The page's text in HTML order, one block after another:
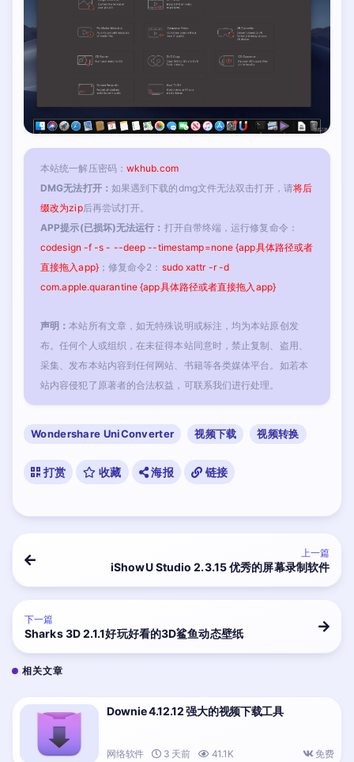
本站统一解压密码： wkhub.com
DMG无法打开： 如果遇到下载的dmg文件无法双击打开，请将后
缀改为zip后再尝试打开。
APP提示(已损坏)无法运行： 打开自带终端，运行修复命令：
codesign -f -s - --deep --timestamp=none {app具体路径或者
直接拖入app}；修复命令2： sudo xattr -r -d
com.apple.quarantine {app具体路径或者直接拖入app}
声明：本站所有文章，如无特殊说明或标注，均为本站原创发
布。任何个人或组织，在未征得本站同意时，禁止复制、盗用、
采集、发布本站内容到任何网站、书籍等各类媒体平台。如若本
站内容侵犯了原著者的合法权益，可联系我们进行处理。
Wondershare UniConverter 视频下载 视频转换
打赏 收藏 海报 链接
上一篇
iShowU Studio 2.3.15 优秀的屏幕录制软件
下一篇
Sharks 3D 2.1.1好玩好看的3D鲨鱼动态壁纸
相关文章
Downie 4.12.12 强大的视频下载工具
网络软件 3 天前 41.1K 免费